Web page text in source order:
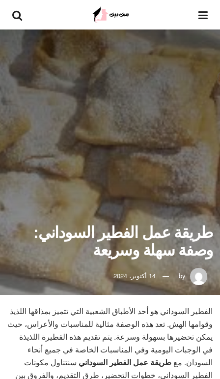
طريقة عمل الفطير السوداني:
وصفة سهلة وسريعة
by 14 أكتوبر، 2024
الفطير السوداني هو أحد الأطباق الشعبية التي تتميز بمذاقها اللذيذ
وقوامها الهش. تعد هذه الوصفة مثالية للمناسبات والأعراس، حيث
يمكن تحضيرها بسهولة وسرعة. يتم تقديم هذه الفطيرة اللذيذة
في الوجبات اليومية وفي المناسبات الخاصة في جميع أنحاء
السودان. مع طريقة عمل الفطير السوداني سنتناول مكونات
الفطير السوداني، خطوات التحضير، طرق التقديم، والفروق بين